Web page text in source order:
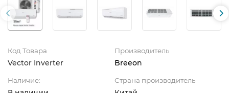
Код Товара
Vector Inverter
Производитель
Breeon
Наличие: Страна производитель